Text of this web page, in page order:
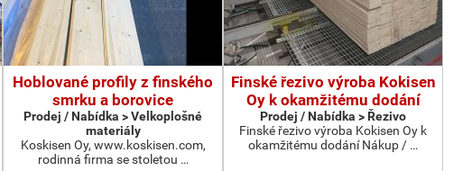
Hoblované profily z finského
smrku a borovice
Prodej / Nabídka > Velkoplošné
materiály
Koskisen Oy, www.koskisen.com,
rodinná firma se stoletou …
Finské řezivo výroba Kokisen
Oy k okamžitému dodání
Prodej / Nabídka > Řezivo
Finské řezivo výroba Kokisen Oy k
okamžitému dodání Nákup / …